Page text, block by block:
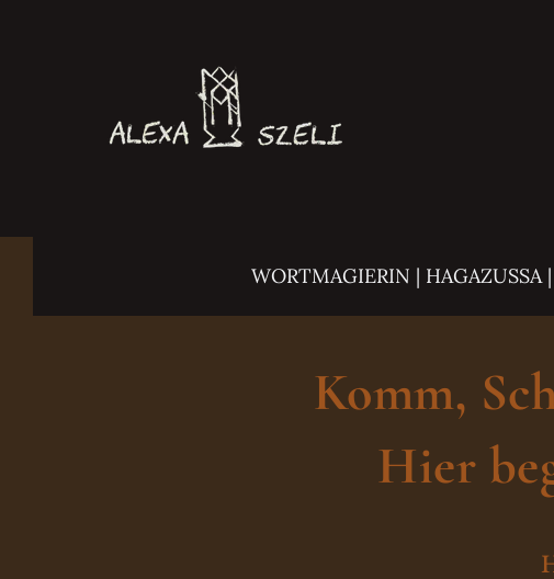
WORTMAGIERIN | HAGAZUSSA
Komm,
Hier